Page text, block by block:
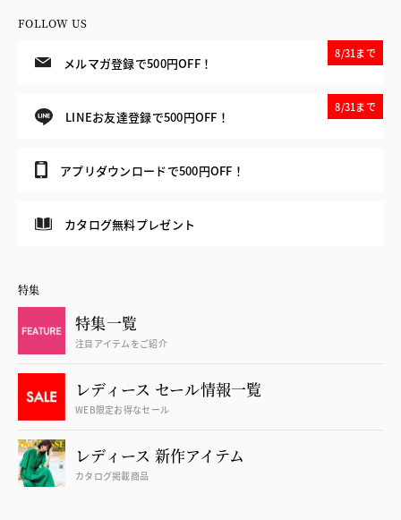
FOLLOW US
メルマガ登録で500円OFF！
8/31まで
LINEお友達登録で500円OFF！
8/31まで
アプリダウンロードで500円OFF！
カタログ無料プレゼント
特集
特集一覧
注目アイテムをご紹介
レディース セール情報一覧
WEB限定お得なセール
レディース 新作アイテム
カタログ掲載商品